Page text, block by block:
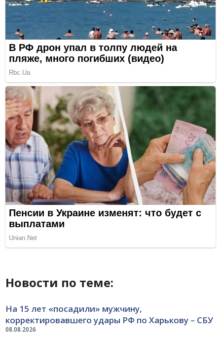
Новости по теме:
08.08.2026
На 15 лет «посадили» мужчину,
корректировавшего удары РФ по Харькову – СБУ